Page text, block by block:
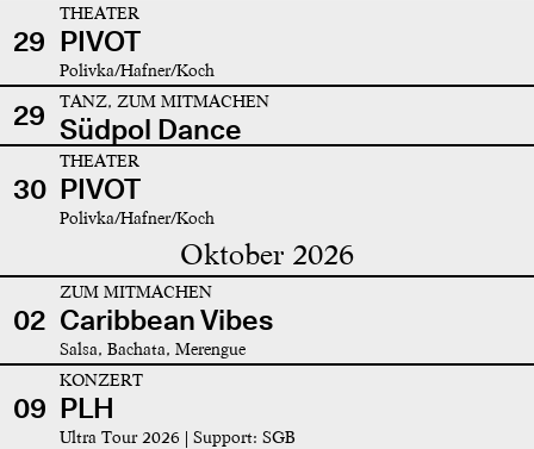
29
THEATER
PIVOT
Polivka/Hafner/Koch
29 TANZ, ZUM MITMACHEN
Südpol Dance
30
THEATER
PIVOT
Polivka/Hafner/Koch
Oktober 2026
02
ZUM MITMACHEN
Caribbean Vibes
Salsa, Bachata, Merengue
09
KONZERT
PLH
Ultra Tour 2026 | Support: SGB